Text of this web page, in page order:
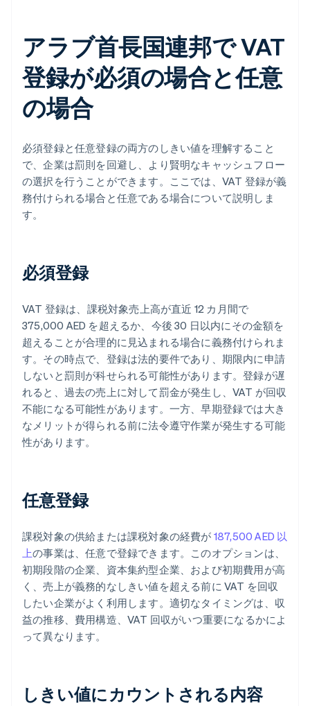
アラブ首長国連邦で VAT
登録が必須の場合と任意
の場合
必須登録と任意登録の両方のしきい値を理解すること
で、企業は罰則を回避し、より賢明なキャッシュフロー
の選択を行うことができます。ここでは、VAT 登録が義
務付けられる場合と任意である場合について説明しま
す。
必須登録
VAT 登録は、課税対象売上高が直近 12 カ月間で
375,000 AED を超えるか、今後 30 日以内にその金額を
超えることが合理的に見込まれる場合に義務付けられま
す。その時点で、登録は法的要件であり、期限内に申請
しないと罰則が科せられる可能性があります。登録が遅
れると、過去の売上に対して罰金が発生し、VAT が回収
不能になる可能性があります。一方、早期登録では大き
なメリットが得られる前に法令遵守作業が発生する可能
性があります。
任意登録
課税対象の供給または課税対象の経費が 187,500 AED 以
上の事業は、任意で登録できます。このオプションは、
初期段階の企業、資本集約型企業、および初期費用が高
く、売上が義務的なしきい値を超える前に VAT を回収
したい企業がよく利用します。適切なタイミングは、収
益の推移、費用構造、VAT 回収がいつ重要になるかによ
って異なります。
しきい値にカウントされる内容